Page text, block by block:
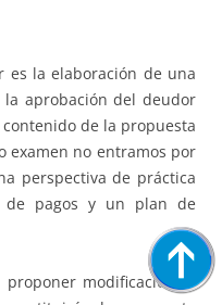
la elaboración de una
aprobación del deudor
de la propuesta
examen no entramos por
perspectiva de práctica
de pagos y un plan de
modificaciones,